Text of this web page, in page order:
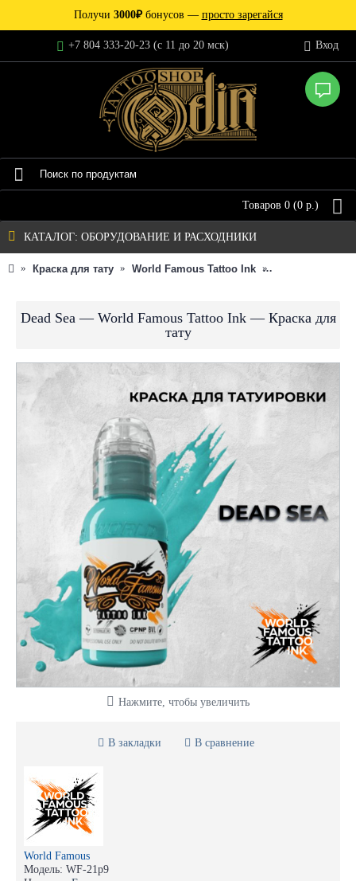
Получи 3000₽бонусов — просто зарегайся
+7 804 333-20-23 (c 11 до 20 мск) Вход
Товаров 0 (0 р.)
КАТАЛОГ: ОБОРУДОВАНИЕ И РАСХОДНИКИ
Краска для тату World Famous Tattoo Ink
Dead Sea — World Famous Tattoo Ink — Краска для
тату
Нажмите, чтобы увеличить
В закладки В сравнение
World Famous
Модель: WF-21p9